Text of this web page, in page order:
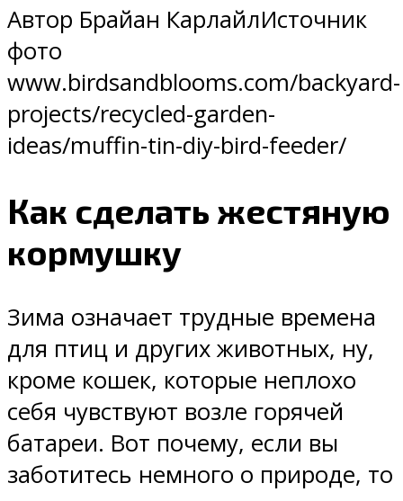
Автор Брайан КарлайлИсточник
фото
www.birdsandblooms.com/backyard-
projects/recycled-garden-
ideas/muffin-tin-diy-bird-feeder/
Как сделать жестяную
кормушку
Зима означает трудные времена
для птиц и других животных, ну,
кроме кошек, которые неплохо
себя чувствуют возле горячей
батареи. Вот почему, если вы
заботитесь немного о природе, то